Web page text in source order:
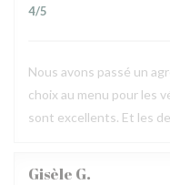
4/5
Nous avons passé un
choix au menu pour les
sont excellents. Et les
Gisèle G